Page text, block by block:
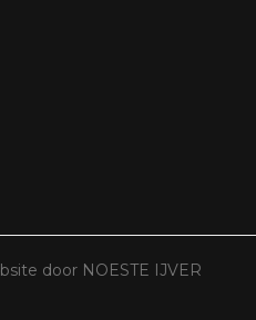
door NOESTE IJVER